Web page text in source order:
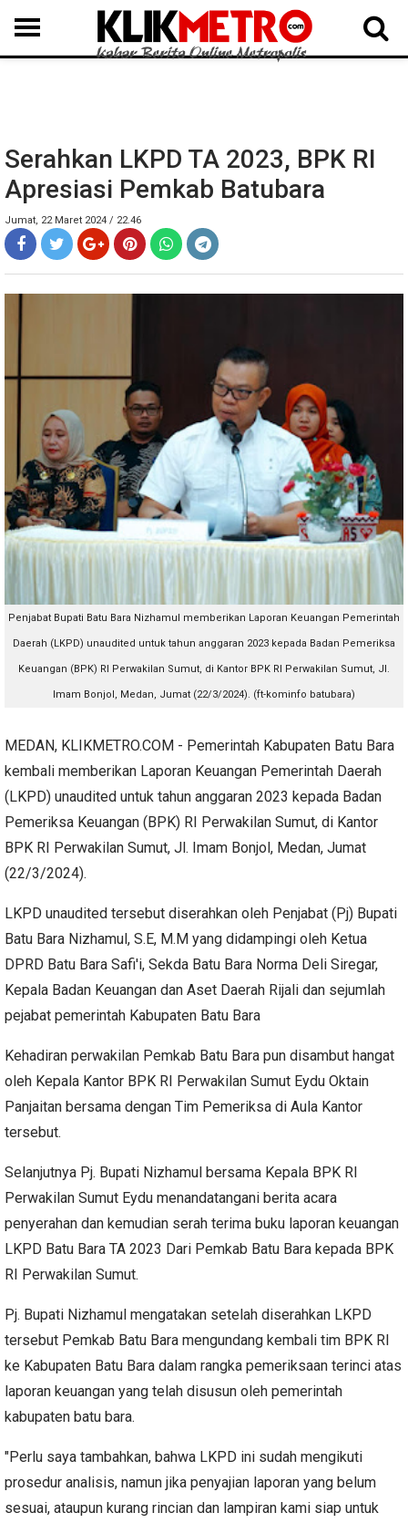
MEDAN LANGKAT DAIRI SAMOSIR TAPUT BATUBARA DELISERDANG
Serahkan LKPD TA 2023, BPK RI
Apresiasi Pemkab Batubara
Jumat, 22 Maret 2024 / 22.46
Penjabat Bupati Batu Bara Nizhamul memberikan Laporan Keuangan Pemerintah
Daerah (LKPD) unaudited untuk tahun anggaran 2023 kepada Badan Pemeriksa
Keuangan (BPK) RI Perwakilan Sumut, di Kantor BPK RI Perwakilan Sumut, Jl.
Imam Bonjol, Medan, Jumat (22/3/2024). (ft-kominfo batubara)
MEDAN, KLIKMETRO.COM - Pemerintah Kabupaten Batu Bara
kembali memberikan Laporan Keuangan Pemerintah Daerah
(LKPD) unaudited untuk tahun anggaran 2023 kepada Badan
Pemeriksa Keuangan (BPK) RI Perwakilan Sumut, di Kantor
BPK RI Perwakilan Sumut, Jl. Imam Bonjol, Medan, Jumat
(22/3/2024).
LKPD unaudited tersebut diserahkan oleh Penjabat (Pj) Bupati
Batu Bara Nizhamul, S.E, M.M yang didampingi oleh Ketua
DPRD Batu Bara Safi'i, Sekda Batu Bara Norma Deli Siregar,
Kepala Badan Keuangan dan Aset Daerah Rijali dan sejumlah
pejabat pemerintah Kabupaten Batu Bara
Kehadiran perwakilan Pemkab Batu Bara pun disambut hangat
oleh Kepala Kantor BPK RI Perwakilan Sumut Eydu Oktain
Panjaitan bersama dengan Tim Pemeriksa di Aula Kantor
tersebut.
Selanjutnya Pj. Bupati Nizhamul bersama Kepala BPK RI
Perwakilan Sumut Eydu menandatangani berita acara
penyerahan dan kemudian serah terima buku laporan keuangan
LKPD Batu Bara TA 2023 Dari Pemkab Batu Bara kepada BPK
RI Perwakilan Sumut.
Pj. Bupati Nizhamul mengatakan setelah diserahkan LKPD
tersebut Pemkab Batu Bara mengundang kembali tim BPK RI
ke Kabupaten Batu Bara dalam rangka pemeriksaan terinci atas
laporan keuangan yang telah disusun oleh pemerintah
kabupaten batu bara.
"Perlu saya tambahkan, bahwa LKPD ini sudah mengikuti
prosedur analisis, namun jika penyajian laporan yang belum
sesuai, ataupun kurang rincian dan lampiran kami siap untuk